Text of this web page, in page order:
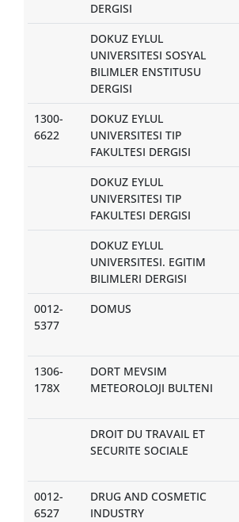
DERGISI
DOKUZ EYLUL
UNIVERSITESI SOSYAL
BILIMLER ENSTITUSU
DERGISI
1300-
6622
DOKUZ EYLUL
UNIVERSITESI TIP
FAKULTESI DERGISI
DOKUZ EYLUL
UNIVERSITESI TIP
FAKULTESI DERGISI
DOKUZ EYLUL
UNIVERSITESI. EGITIM
BILIMLERI DERGISI
0012-
5377
DOMUS
1306-
178X
DORT MEVSIM
METEOROLOJI BULTENI
DROIT DU TRAVAIL ET
SECURITE SOCIALE
0012-
6527
DRUG AND COSMETIC
INDUSTRY